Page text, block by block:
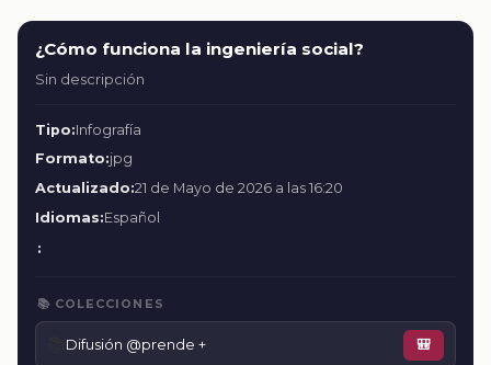
¿Cómo funciona la ingeniería social?
Sin descripción
Tipo:Infografía
Formato:jpg
Actualizado:21 de Mayo de 2026 a las 16:20
Idiomas:Español
:
📚 COLECCIONES
Difusión @prende + 🎒